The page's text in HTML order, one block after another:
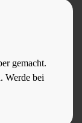
gemacht.
Werde bei